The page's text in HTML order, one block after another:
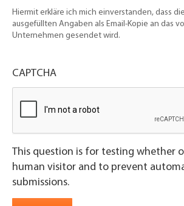
Hiermit erkläre ich mich einverstanden, dass
ausgefüllten Angaben als Email-Kopie an das
Unternehmen gesendet wird.
CAPTCHA
This question is for testing whether
human visitor and to prevent
submissions.